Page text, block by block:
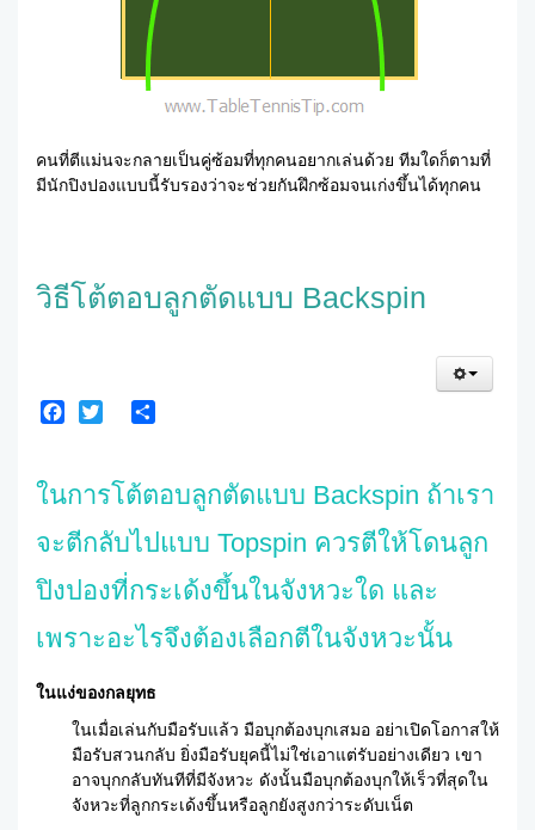
คนที่ตีแม่นจะกลายเป็นคู่ซ้อมที่ทุกคนอยากเล่นด้วย ทีมใดก็ตามที่
มีนักปิงปองแบบนี้รับรองว่าจะช่วยกันฝึกซ้อมจนเก่งขึ้นได้ทุกคน
วิธีโต้ตอบลูกตัดแบบ Backspin
ในการโต้ตอบลูกตัดแบบ Backspin ถ้าเรา
จะตีกลับไปแบบ Topspin ควรตีให้โดนลูก
ปิงปองที่กระเด้งขึ้นในจังหวะใด และ
เพราะอะไรจึงต้องเลือกตีในจังหวะนั้น
ในแง่ของกลยุทธ
ในเมื่อเล่นกับมือรับแล้ว มือบุกต้องบุกเสมอ อย่าเปิดโอกาสให้
มือรับสวนกลับ ยิ่งมือรับยุคนี้ไม่ใช่เอาแต่รับอย่างเดียว เขา
อาจบุกกลับทันทีที่มีจังหวะ ดังนั้นมือบุกต้องบุกให้เร็วที่สุดใน
จังหวะที่ลูกกระเด้งขึ้นหรือลูกยังสูงกว่าระดับเน็ต